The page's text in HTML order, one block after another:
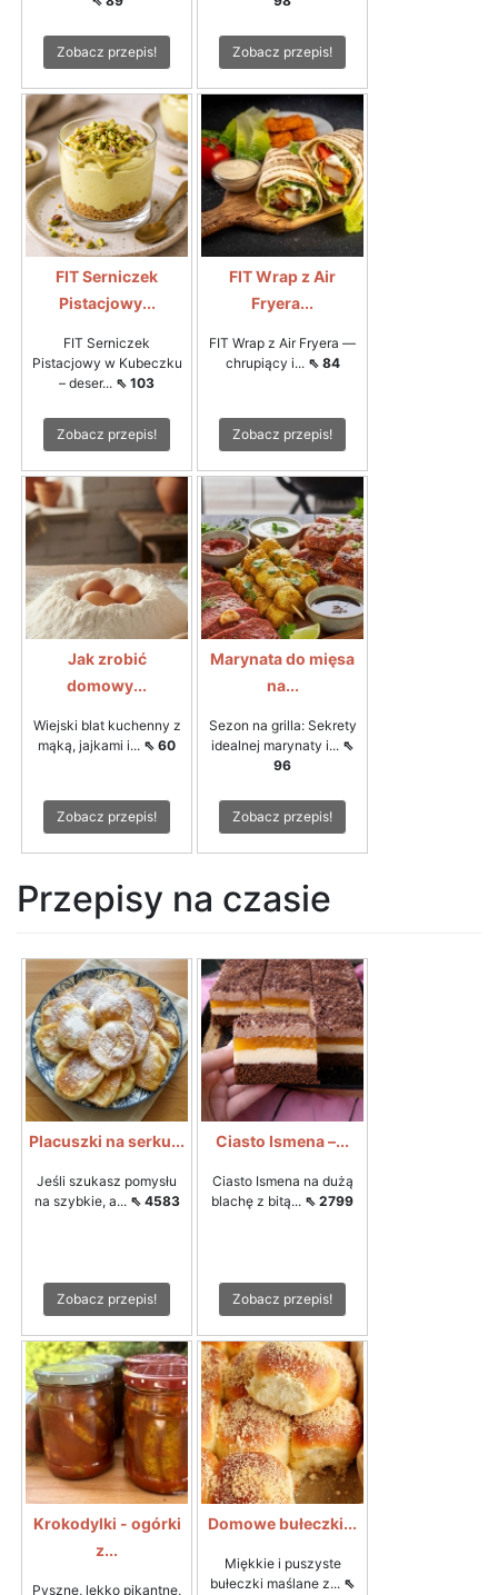
Zobacz przepis! Zobacz przepis!
FIT Serniczek
Pistacjowy...
FIT Serniczek
Pistacjowy w Kubeczku
– deser... ⇖ 103
Zobacz przepis!
FIT Wrap z Air
Fryera...
FIT Wrap z Air Fryera —
chrupiący i... ⇖ 84
Zobacz przepis!
Jak zrobić
domowy...
Wiejski blat kuchenny z
mąką, jajkami i... ⇖ 60
Zobacz przepis!
Marynata do mięsa
na...
Sezon na grilla: Sekrety
idealnej marynaty i... ⇖
96
Zobacz przepis!
Przepisy na czasie
Placuszki na serku...
Jeśli szukasz pomysłu
na szybkie, a... ⇖ 4583
Zobacz przepis!
Ciasto Ismena –...
Ciasto Ismena na dużą
blachę z bitą... ⇖ 2799
Zobacz przepis!
Krokodylki - ogórki
z...
Pyszne, lekko pikantne,
Domowe bułeczki...
Miękkie i puszyste
bułeczki maślane z... ⇖